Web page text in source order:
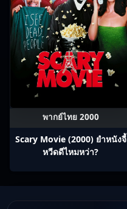
พากย์ไทย 2000
Scary Movie (2000) ยำหนังจี้​
หวีดดีไหมหว่า?